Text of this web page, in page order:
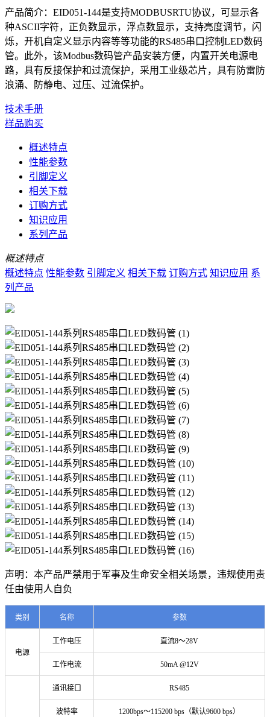
产品简介：EID051-144是支持MODBUSRTU协议，可显示各
种ASCII字符，正负数显示，浮点数显示，支持亮度调节，闪
烁，开机自定义显示内容等等功能的RS485串口控制LED数码
管。此外，该Modbus数码管产品安装方便，内置开关电源电
路，具有反接保护和过流保护，采用工业级芯片，具有防雷防
浪涌、防静电、过压、过流保护。
技术手册
样品购买
概述特点
性能参数
引脚定义
相关下载
订购方式
知识应用
系列产品
概述特点
概述特点 性能参数 引脚定义 相关下载 订购方式 知识应用 系
列产品
声明：本产品严禁用于军事及生命安全相关场景，违规使用责
任由使用人自负
类别 名称 参数
电源
工作电压 直流8～28V
工作电流 50mA @12V
通讯接口 RS485
波特率 1200bps～115200 bps（默认9600 bps）